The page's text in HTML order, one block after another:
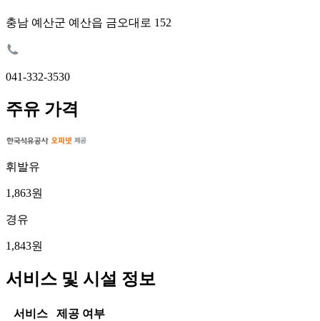
충남 예산군 예산읍 금오대로 152
041-332-3530
주유 가격
휘발유
1,863원
경유
1,843원
서비스 및 시설 정보
서비스 제공 여부